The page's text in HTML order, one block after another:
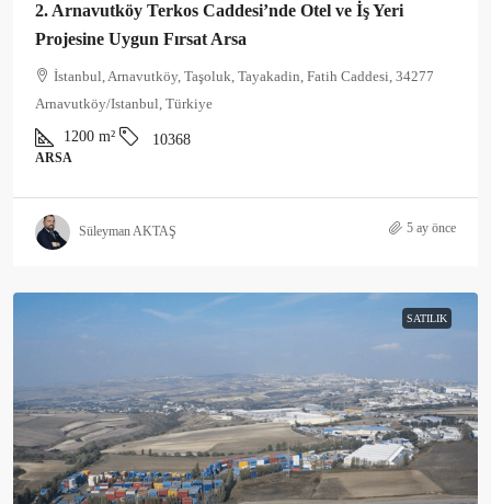
2. Arnavutköy Terkos Caddesi’nde Otel ve İş Yeri
Projesine Uygun Fırsat Arsa
İstanbul, Arnavutköy, Taşoluk, Tayakadin, Fatih Caddesi, 34277
Arnavutköy/Istanbul, Türkiye
1200 m² 10368
ARSA
Süleyman AKTAŞ 5 ay önce
SATILIK